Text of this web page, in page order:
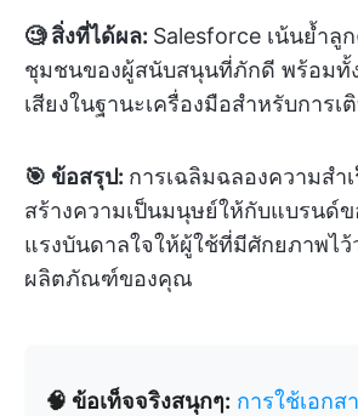
🧐 สิ่งที่ได้ผล: Salesforce เน้นย้ำลู
ชุมชนของผู้สนับสนุนที่ภักดี พร้อมทั้
เสียงในฐานะเครื่องมือสำหรับการเ
🎯 ข้อสรุป: การเฉลิมฉลองความสำ
สร้างความเป็นมนุษย์ให้กับแบรนด์
แรงบันดาลใจให้ผู้ใช้ที่มีศักยภาพไว้
ผลิตภัณฑ์ของคุณ
🧠 ข้อเท็จจริงสนุกๆ: การใช้เอกส